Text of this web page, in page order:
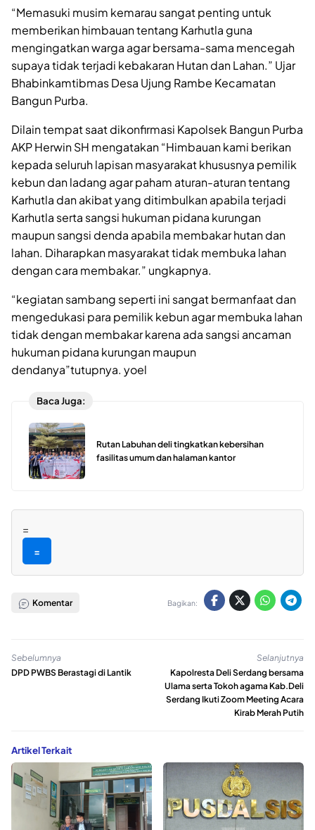
“Memasuki musim kemarau sangat penting untuk
memberikan himbauan tentang Karhutla guna
mengingatkan warga agar bersama-sama mencegah
supaya tidak terjadi kebakaran Hutan dan Lahan.” Ujar
Bhabinkamtibmas Desa Ujung Rambe Kecamatan
Bangun Purba.
Dilain tempat saat dikonfirmasi Kapolsek Bangun Purba
AKP Herwin SH mengatakan “Himbauan kami berikan
kepada seluruh lapisan masyarakat khususnya pemilik
kebun dan ladang agar paham aturan-aturan tentang
Karhutla dan akibat yang ditimbulkan apabila terjadi
Karhutla serta sangsi hukuman pidana kurungan
maupun sangsi denda apabila membakar hutan dan
lahan. Diharapkan masyarakat tidak membuka lahan
dengan cara membakar.” ungkapnya.
“kegiatan sambang seperti ini sangat bermanfaat dan
mengedukasi para pemilik kebun agar membuka lahan
tidak dengan membakar karena ada sangsi ancaman
hukuman pidana kurungan maupun
dendanya”tutupnya. yoel
Baca Juga:
Rutan Labuhan deli tingkatkan kebersihan
fasilitas umum dan halaman kantor
=
=
Komentar Bagikan:
Sebelumnya
DPD PWBS Berastagi di Lantik
Selanjutnya
Kapolresta Deli Serdang bersama
Ulama serta Tokoh agama Kab.Deli
Serdang Ikuti Zoom Meeting Acara
Kirab Merah Putih
Artikel Terkait